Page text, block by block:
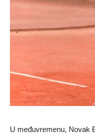
U međuvremenu, Novak